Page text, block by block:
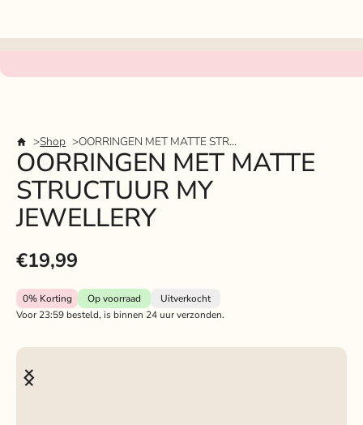
Shop OORRINGEN MET MATTE STRUCTUUR MY JEWELLERY
OORRINGEN MET MATTE
STRUCTUUR MY
JEWELLERY
€19,99
0%Korting Op voorraad
Uitverkocht
Voor 23:59 besteld, is binnen 24 uur verzonden.